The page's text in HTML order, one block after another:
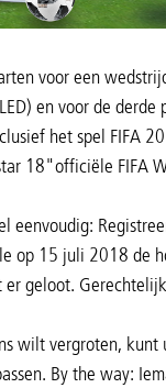
voor een
en voor de
het spel FIFA
18"officiële FIFA
eenvoudig:
op 15 juli 2018 de
geloot.
wilt vergroten,
By the way: